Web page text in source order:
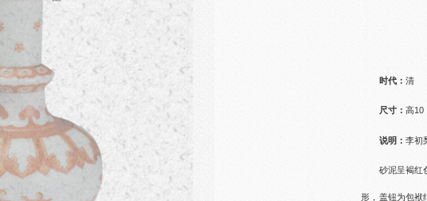
时代：清
尺寸：高10
说明：李初
砂泥呈褐红
形，盖钮为包袱